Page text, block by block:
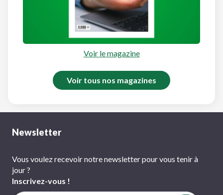
Voir le magazine
Voir tous nos magazines
Newsletter
Vous voulez recevoir notre newsletter pour vous tenir à
jour ?
Inscrivez-vous !